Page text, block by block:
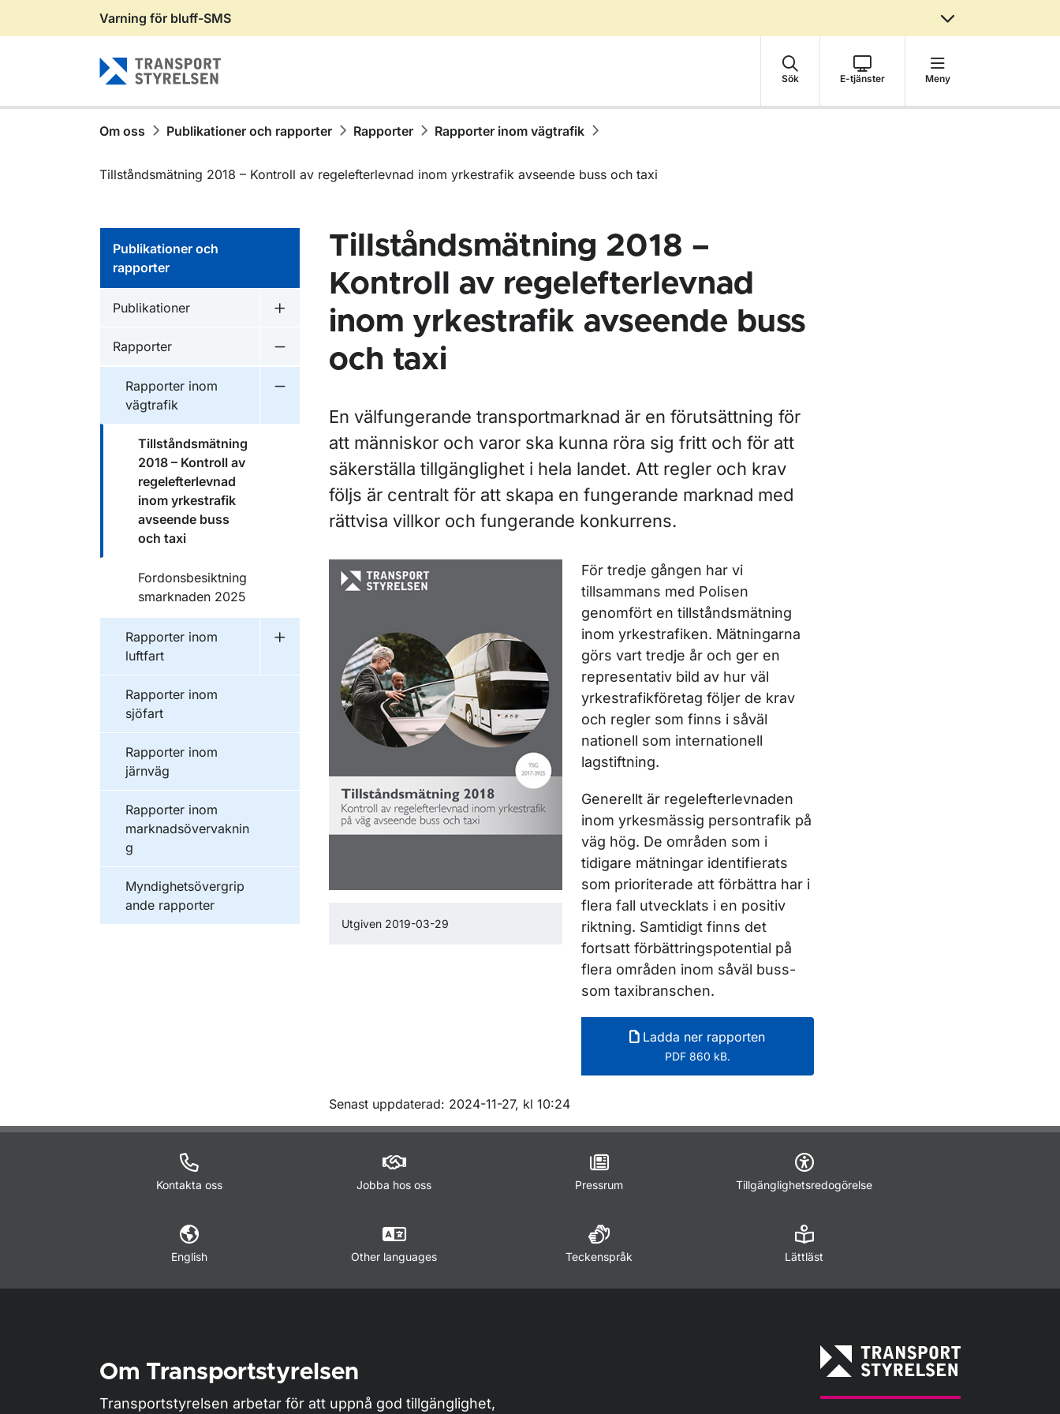
Gå till sidans innehåll
Varning för bluff-SMS
Sök E-tjänster Meny
Om oss Publikationer och rapporter Rapporter Rapporter inom vägtrafik
Tillståndsmätning 2018 – Kontroll av regelefterlevnad inom yrkestrafik avseende buss och taxi
Publikationer och
rapporter
Publikationer inom
Publikationer
Undermeny för Publikationer
Publikationer inom
Rapporter
Undermeny för Rapporter
Publikationer inom
Rapporter inom
vägtrafik
Publikationer inom
Tillståndsmätning
2018 – Kontroll av
regelefterlevnad
inom yrkestrafik
avseende buss
och taxi
Publikationer inom
Fordonsbesiktning
smarknaden 2025
Publikationer inom
Rapporter inom
luftfart
Undermeny för Rapporter inom luftfart
Publikationer inom
Rapporter inom
sjöfart
Publikationer inom
Rapporter inom
järnväg
Publikationer inom
Rapporter inom
marknadsövervaknin
g
Publikationer inom
Myndighetsövergrip
ande rapporter
Tillståndsmätning 2018 –
Kontroll av regelefterlevnad
inom yrkestrafik avseende buss
och taxi
En välfungerande transportmarknad är en förutsättning för
att människor och varor ska kunna röra sig fritt och för att
säkerställa tillgänglighet i hela landet. Att regler och krav
följs är centralt för att skapa en fungerande marknad med
rättvisa villkor och fungerande konkurrens.
Utgiven 2019-03-29
För tredje gången har vi
tillsammans med Polisen
genomfört en tillståndsmätning
inom yrkestrafiken. Mätningarna
görs vart tredje år och ger en
representativ bild av hur väl
yrkestrafikföretag följer de krav
och regler som finns i såväl
nationell som internationell
lagstiftning.
Generellt är regelefterlevnaden
inom yrkesmässig persontrafik på
väg hög. De områden som i
tidigare mätningar identifierats
som prioriterade att förbättra har i
flera fall utvecklats i en positiv
riktning. Samtidigt finns det
fortsatt förbättringspotential på
flera områden inom såväl buss-
som taxibranschen.
Ladda ner rapporten
PDF 860 kB.
Om sidan
Senast uppdaterad: 2024-11-27, kl 10:24
Kontakta oss Jobba hos oss Pressrum Tillgänglighetsredogörelse
English Other languages Teckenspråk Lättläst
Om Transportstyrelsen
Transportstyrelsen arbetar för att uppnå god tillgänglighet,